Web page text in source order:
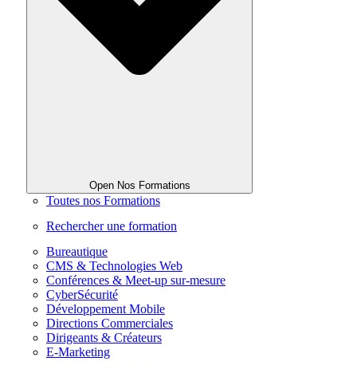
Open Nos Formations
Toutes nos Formations
Rechercher une formation
Bureautique
CMS & Technologies Web
Conférences & Meet-up sur-mesure
CyberSécurité
Développement Mobile
Directions Commerciales
Dirigeants & Créateurs
E-Marketing